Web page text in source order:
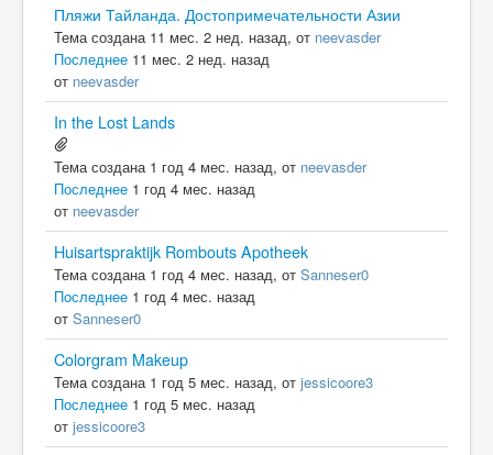
Пляжи Тайланда. Достопримечательности Азии
Тема создана 11 мес. 2 нед. назад, от neevasder
Последнее 11 мес. 2 нед. назад
от neevasder
In the Lost Lands
Тема создана 1 год 4 мес. назад, от neevasder
Последнее 1 год 4 мес. назад
от neevasder
Huisartspraktijk Rombouts Apotheek
Тема создана 1 год 4 мес. назад, от Sanneser0
Последнее 1 год 4 мес. назад
от Sanneser0
Colorgram Makeup
Тема создана 1 год 5 мес. назад, от jessicoore3
Последнее 1 год 5 мес. назад
от jessicoore3